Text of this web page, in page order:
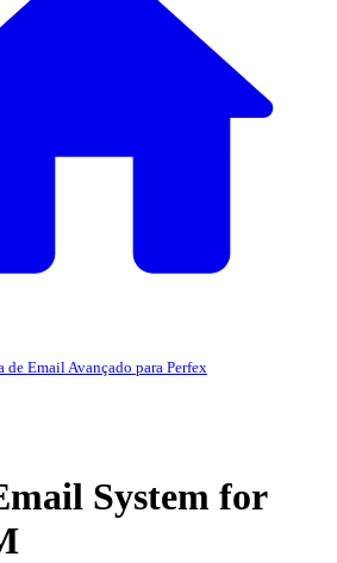
Email Avançado para Perfex
System for